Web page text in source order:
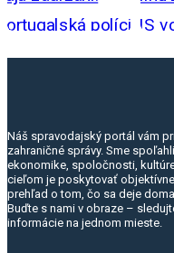
Náš spravodajský portál vám
zahraničné správy. Sme
ekonomike, spoločnosti,
cieľom je poskytovať
prehľad o tom, čo sa deje
Buďte s nami v obraze –
informácie na jednom mieste.